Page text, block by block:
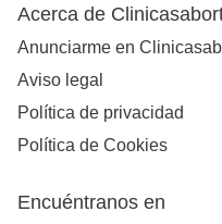
Acerca de
Anunciarme en
Aviso legal
Política de privacidad
Política de Cookies
Encuéntranos en